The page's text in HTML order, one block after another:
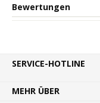
Bewertungen
SERVICE-HOTLINE
MEHR ÜBER